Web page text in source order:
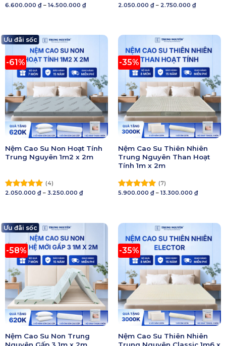
Được xếp
6.600.000 ₫ – 14.500.000 ₫Khoảng
giá:
Được xếp
2.050.000 ₫ – 2.750.000 ₫Khoảng
giá:
-61%
Ưu đãi sốc
Nệm Cao Su Non Hoạt Tính
Trung Nguyên 1m2 x 2m
Được xếp
(4)
2.050.000 ₫ – 3.250.000 ₫Khoảng
giá:
-35%
Nệm Cao Su Thiên Nhiên
Trung Nguyên Than Hoạt
Tính 1m x 2m
Được xếp
(7)
5.900.000 ₫ – 13.300.000 ₫Khoảng
giá:
-58%
Ưu đãi sốc
Nệm Cao Su Non Trung
-35%
Nệm Cao Su Thiên Nhiên